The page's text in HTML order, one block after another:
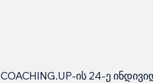
COACHING.UP-ის 24-ე